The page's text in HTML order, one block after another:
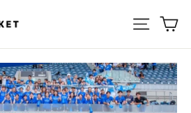
サイト